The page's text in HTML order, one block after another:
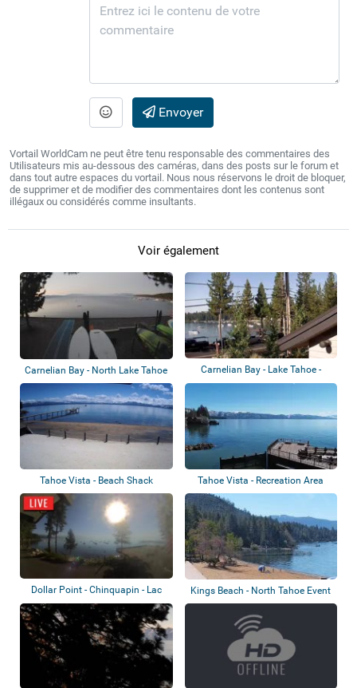
Envoyer
Vortail WorldCam ne peut être tenu responsable des commentaires des
Utilisateurs mis au-dessous des caméras, dans des posts sur le forum et
dans tout autre espaces du vortail. Nous nous réservons le droit de bloquer,
de supprimer et de modifier des commentaires dont les contenus sont
illégaux ou considérés comme insultants.
Voir également
Carnelian Bay - North Lake Tahoe
Carnelian Bay - Lake Tahoe -
Agate Bay
Tahoe Vista - Beach Shack Tahoe Vista - Recreation Area
Dollar Point - Chinquapin - Lac
Tahoe
Kings Beach - North Tahoe Event
Center